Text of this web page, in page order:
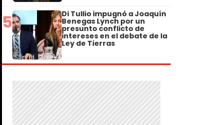
5 Di Tullio impugnó a Joaquín
Benegas Lynch por un
presunto conflicto de
intereses en el debate de la
Ley de Tierras